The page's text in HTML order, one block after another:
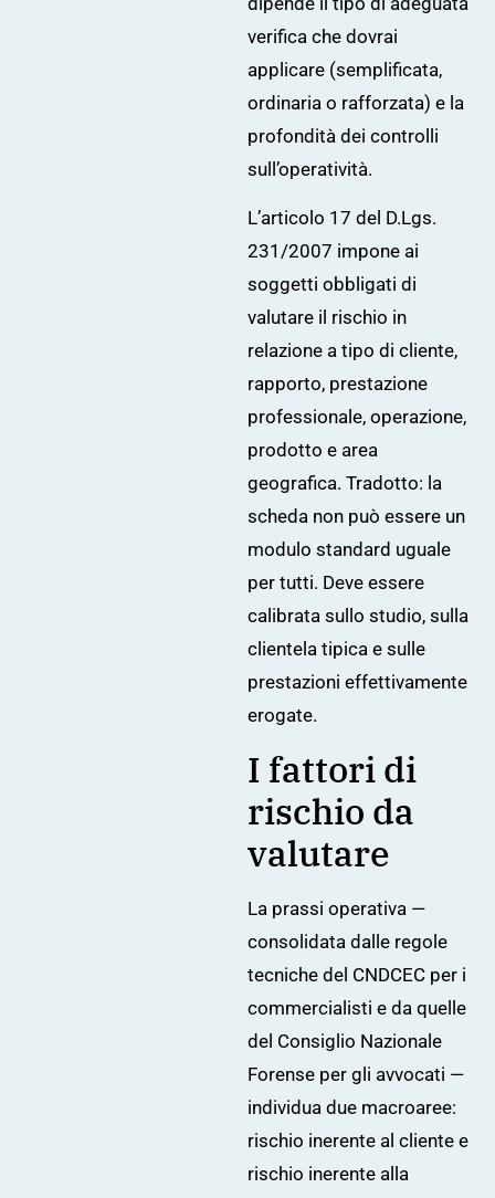
verifica che dovrai
applicare (semplificata,
ordinaria o rafforzata) e la
profondità dei controlli
sull’operatività.
L’articolo 17 del D.Lgs.
231/2007 impone ai
soggetti obbligati di
valutare il rischio in
relazione a tipo di cliente,
rapporto, prestazione
professionale, operazione,
prodotto e area
geografica. Tradotto: la
scheda non può essere un
modulo standard uguale
per tutti. Deve essere
calibrata sullo studio, sulla
clientela tipica e sulle
prestazioni effettivamente
erogate.
I fattori di
rischio da
valutare
La prassi operativa —
consolidata dalle regole
tecniche del CNDCEC per i
commercialisti e da quelle
del Consiglio Nazionale
Forense per gli avvocati —
individua due macroaree:
rischio inerente al cliente e
rischio inerente alla